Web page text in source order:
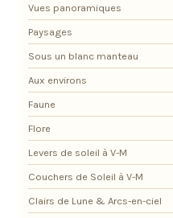
Vues panoramiques
Paysages
Sous un blanc manteau
Aux environs
Faune
Flore
Levers de soleil à V-M
Couchers de Soleil à V-M
Clairs de Lune & Arcs-en-ciel